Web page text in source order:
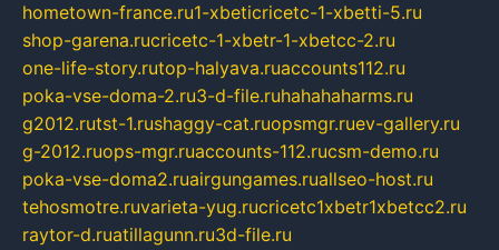
hometown-france.ru1-xbeticricetc-1-xbetti-5.ru
shop-garena.rucricetc-1-xbetr-1-xbetcc-2.ru
one-life-story.rutop-halyava.ruaccounts112.ru
poka-vse-doma-2.ru3-d-file.ruhahahaharms.ru
g2012.rutst-1.rushaggy-cat.ruopsmgr.ruev-gallery.ru
g-2012.ruops-mgr.ruaccounts-112.rucsm-demo.ru
poka-vse-doma2.ruairgungames.ruallseo-host.ru
tehosmotre.ruvarieta-yug.rucricetc1xbetr1xbetcc2.ru
raytor-d.ruatillagunn.ru3d-file.ru